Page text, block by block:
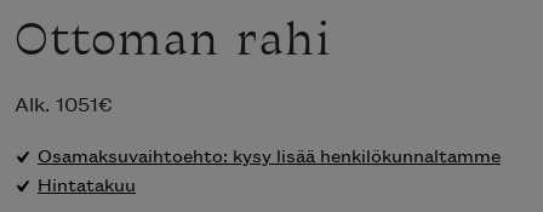
Ottoman rahi
Alk. 1051€
Osamaksuvaihtoehto: kysy lisää henkilökunnaltamme
Hintatakuu